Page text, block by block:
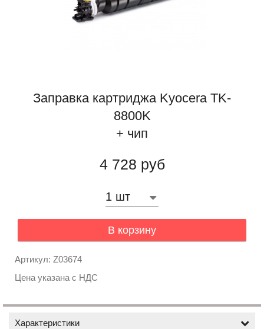
Заправка картриджа Kyocera TK-
8800K
+ чип
4 728 руб
В корзину
Артикул: Z03674
Цена указана с НДС
Характеристики